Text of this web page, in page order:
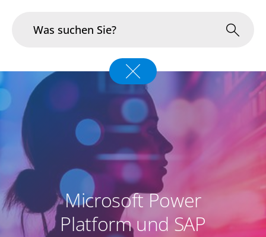
Branchen
Im Fokus
Portfolio
Infrastruktur & Betrieb
Über uns
Karriere
Microsoft Power
Platform und SAP